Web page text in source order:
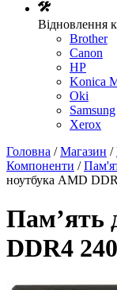
Відновлення
Brother
Canon
HP
Konica
Oki
Samsung
Xerox
Головна /Магазин /
Компоненти /
ноутбука AMD
Пам’ять
DDR4